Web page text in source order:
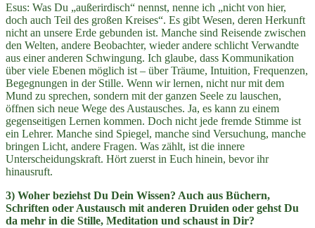
Esus: Was Du „außerirdisch“ nennst, nenne ich „nicht von hier,
doch auch Teil des großen Kreises“. Es gibt Wesen, deren Herkunft
nicht an unsere Erde gebunden ist. Manche sind Reisende zwischen
den Welten, andere Beobachter, wieder andere schlicht Verwandte
aus einer anderen Schwingung. Ich glaube, dass Kommunikation
über viele Ebenen möglich ist – über Träume, Intuition, Frequenzen,
Begegnungen in der Stille. Wenn wir lernen, nicht nur mit dem
Mund zu sprechen, sondern mit der ganzen Seele zu lauschen,
öffnen sich neue Wege des Austausches. Ja, es kann zu einem
gegenseitigen Lernen kommen. Doch nicht jede fremde Stimme ist
ein Lehrer. Manche sind Spiegel, manche sind Versuchung, manche
bringen Licht, andere Fragen. Was zählt, ist die innere
Unterscheidungskraft. Hört zuerst in Euch hinein, bevor ihr
hinausruft.
3) Woher beziehst Du Dein Wissen? Auch aus Büchern,
Schriften oder Austausch mit anderen Druiden oder gehst Du
da mehr in die Stille, Meditation und schaust in Dir?